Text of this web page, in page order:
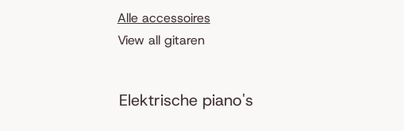
Alle accessoires
View all gitaren
Elektrische piano's